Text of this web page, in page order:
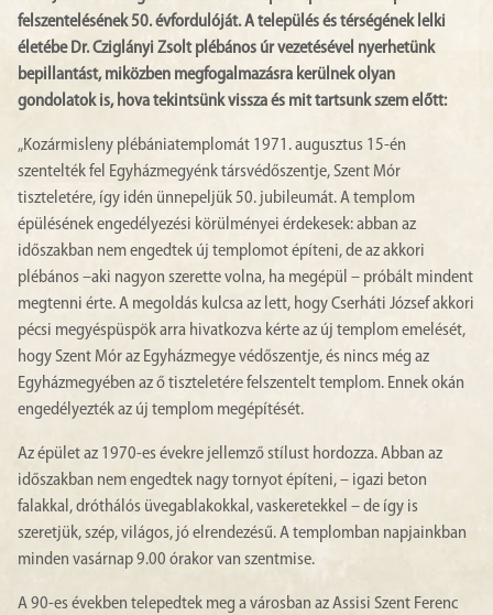
felszentelésének 50. évfordulóját. A település és térségének lelki
életébe Dr. Cziglányi Zsolt plébános úr vezetésével nyerhetünk
bepillantást, miközben megfogalmazásra kerülnek olyan
gondolatok is, hova tekintsünk vissza és mit tartsunk szem előtt:
„Kozármisleny plébániatemplomát 1971. augusztus 15-én
szentelték fel Egyházmegyénk társvédőszentje, Szent Mór
tiszteletére, így idén ünnepeljük 50. jubileumát. A templom
épülésének engedélyezési körülményei érdekesek: abban az
időszakban nem engedtek új templomot építeni, de az akkori
plébános –aki nagyon szerette volna, ha megépül – próbált mindent
megtenni érte. A megoldás kulcsa az lett, hogy Cserháti József akkori
pécsi megyéspüspök arra hivatkozva kérte az új templom emelését,
hogy Szent Mór az Egyházmegye védőszentje, és nincs még az
Egyházmegyében az ő tiszteletére felszentelt templom. Ennek okán
engedélyezték az új templom megépítését.
Az épület az 1970-es évekre jellemző stílust hordozza. Abban az
időszakban nem engedtek nagy tornyot építeni, – igazi beton
falakkal, dróthálós üvegablakokkal, vaskeretekkel – de így is
szeretjük, szép, világos, jó elrendezésű. A templomban napjainkban
minden vasárnap 9.00 órakor van szentmise.
A 90-es években telepedtek meg a városban az Assisi Szent Ferenc